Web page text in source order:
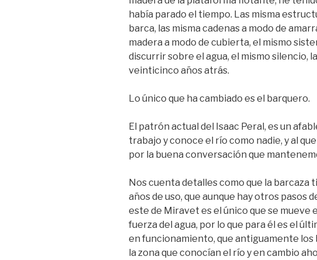
había parado el tiempo. Las misma
barca, las misma cadenas a modo de
madera a modo de cubierta, el mismo
discurrir sobre el agua, el mismo silencio,
veinticinco años atrás.
Lo único que ha cambiado es el barquero.
El patrón actual del Isaac Peral, es un
trabajo y conoce el río como nadie, y al
por la buena conversación que
Nos cuenta detalles como que la barcaza
años de uso, que aunque hay otros pasos
este de Miravet es el único que se mueve
fuerza del agua, por lo que para él es el
en funcionamiento, que antiguamente los
la zona que conocían el río y en cambio